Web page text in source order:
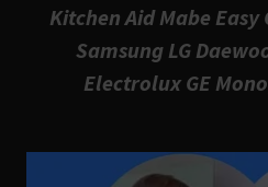
Kitchen Aid Mabe
Samsung LG
Electrolux GE